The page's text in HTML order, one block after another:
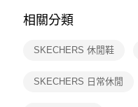
相關分類
SKECHERS 休閒鞋
SKECHERS 日常休閒